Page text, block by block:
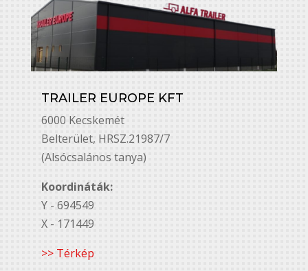
TRAILER EUROPE KFT
6000 Kecskemét
Belterület, HRSZ.21987/7
(Alsócsalános tanya)
Koordináták:
Y - 694549
X - 171449
>> Térkép